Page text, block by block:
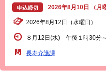
申込締切 2026年8月10日 （月
2026年8月12日（水曜日）
８月12日(水) 午後１時30分
長寿介護課